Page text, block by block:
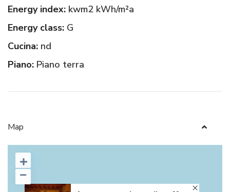
Energy index: kwm2 kWh/m²a
Energy class: G
Cucina: nd
Piano: Piano terra
Map